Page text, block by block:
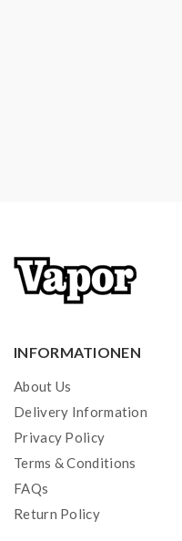
INFORMATIONEN
About Us
Delivery Information
Privacy Policy
Terms & Conditions
FAQs
Return Policy